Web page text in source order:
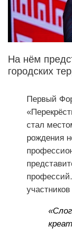
На нём
городских
Первый
стал
рождения